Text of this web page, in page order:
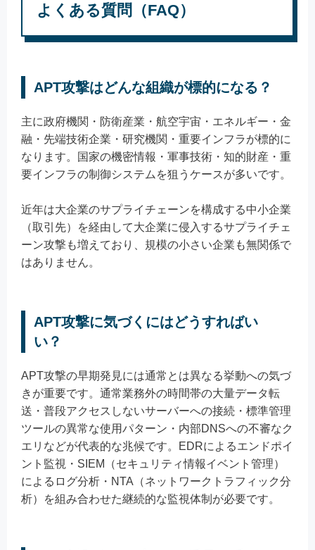
よくある質問（FAQ）
APT攻撃はどんな組織が標的になる？
主に政府機関・防衛産業・航空宇宙・エネルギー・金
融・先端技術企業・研究機関・重要インフラが標的に
なります。国家の機密情報・軍事技術・知的財産・重
要インフラの制御システムを狙うケースが多いです。
近年は大企業のサプライチェーンを構成する中小企業
（取引先）を経由して大企業に侵入するサプライチェ
ーン攻撃も増えており、規模の小さい企業も無関係で
はありません。
APT攻撃に気づくにはどうすればい
い？
APT攻撃の早期発見には通常とは異なる挙動への気づ
きが重要です。通常業務外の時間帯の大量データ転
送・普段アクセスしないサーバーへの接続・標準管理
ツールの異常な使用パターン・内部DNSへの不審なク
エリなどが代表的な兆候です。EDRによるエンドポイ
ント監視・SIEM（セキュリティ情報イベント管理）
によるログ分析・NTA（ネットワークトラフィック分
析）を組み合わせた継続的な監視体制が必要です。